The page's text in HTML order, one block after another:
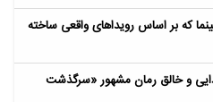
که بر اساس رویداهای واقعی ساخته
و خالق رمان مشهور «سرگذشت